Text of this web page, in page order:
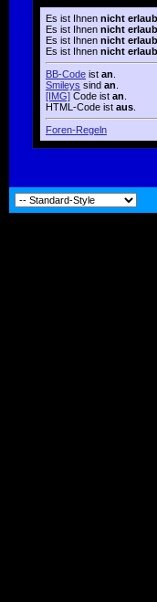
Es ist Ihnen nicht
Es ist Ihnen nicht
Es ist Ihnen nicht
Es ist Ihnen nicht
BB-Code ist an
Smileys sind an
[IMG] Code ist an
HTML-Code ist aus
Foren-Regeln